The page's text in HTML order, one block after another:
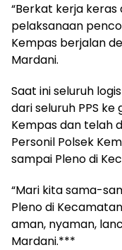
“Berkat kerja
pelaksanaan
Kempas berjalan
Mardani.
Saat ini seluruh
dari seluruh PPS
Kempas dan telah
Personil Polsek
sampai Pleno di
“Mari kita sama-
Pleno di
aman, nyaman,
Mardani.***